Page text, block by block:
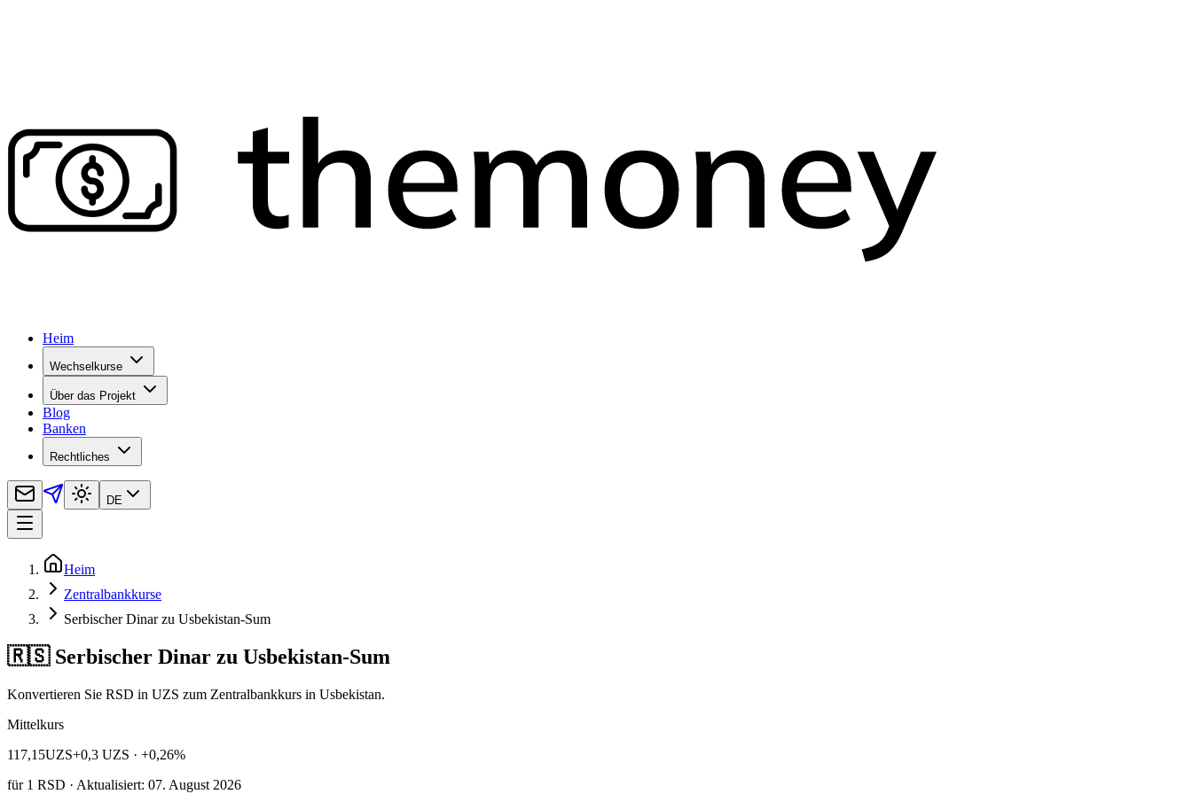
Heim
Wechselkurse
Über das Projekt
Blog
Banken
Rechtliches
DE
Heim
Zentralbankkurse
Serbischer Dinar zu Usbekistan-Sum
🇷🇸 Serbischer Dinar zu Usbekistan-Sum
Konvertieren Sie RSD in UZS zum Zentralbankkurs in Usbekistan.
Mittelkurs
117,15UZS+0,3 UZS · +0,26%
für1 RSD · Aktualisiert: 07. August 2026